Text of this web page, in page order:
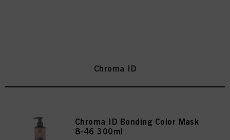
Chroma ID
Chroma ID Bonding Color Mask
8-46 300ml